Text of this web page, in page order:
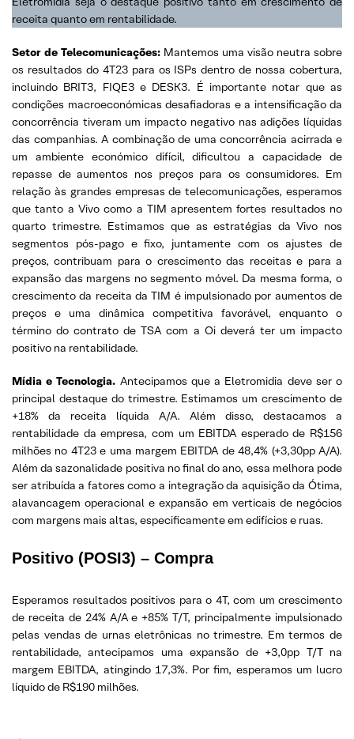
receita quanto em rentabilidade.
Setor de Telecomunicações: Mantemos uma visão neutra sobre
os resultados do 4T23 para os ISPs dentro de nossa cobertura,
incluindo BRIT3, FIQE3 e DESK3. É importante notar que as
condições macroeconómicas desafiadoras e a intensificação da
concorrência tiveram um impacto negativo nas adições líquidas
das companhias. A combinação de uma concorrência acirrada e
um ambiente económico difícil, dificultou a capacidade de
repasse de aumentos nos preços para os consumidores. Em
relação às grandes empresas de telecomunicações, esperamos
que tanto a Vivo como a TIM apresentem fortes resultados no
quarto trimestre. Estimamos que as estratégias da Vivo nos
segmentos pós-pago e fixo, juntamente com os ajustes de
preços, contribuam para o crescimento das receitas e para a
expansão das margens no segmento móvel. Da mesma forma, o
crescimento da receita da TIM é impulsionado por aumentos de
preços e uma dinâmica competitiva favorável, enquanto o
término do contrato de TSA com a Oi deverá ter um impacto
positivo na rentabilidade.
Mídia e Tecnologia. Antecipamos que a Eletromidia deve ser o
principal destaque do trimestre. Estimamos um crescimento de
+18% da receita líquida A/A. Além disso, destacamos a
rentabilidade da empresa, com um EBITDA esperado de R$156
milhões no 4T23 e uma margem EBITDA de 48,4% (+3,30pp A/A).
Além da sazonalidade positiva no final do ano, essa melhora pode
ser atribuída a fatores como a integração da aquisição da Ótima,
alavancagem operacional e expansão em verticais de negócios
com margens mais altas, especificamente em edifícios e ruas.
Positivo (POSI3) – Compra
Esperamos resultados positivos para o 4T, com um crescimento
de receita de 24% A/A e +85% T/T, principalmente impulsionado
pelas vendas de urnas eletrônicas no trimestre. Em termos de
rentabilidade, antecipamos uma expansão de +3,0pp T/T na
margem EBITDA, atingindo 17,3%. Por fim, esperamos um lucro
líquido de R$190 milhões.